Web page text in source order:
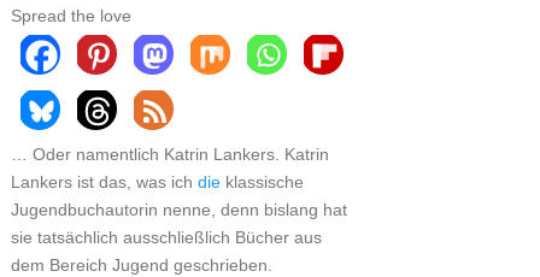
Spread the love
… Oder namentlich Katrin Lankers. Katrin
Lankers ist das, was ich dieklassische
Jugendbuchautorin nenne, denn bislang hat
sie tatsächlich ausschließlich Bücher aus
dem Bereich Jugend geschrieben.